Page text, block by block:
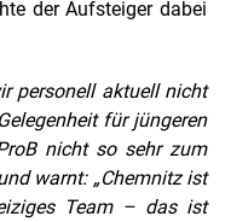
der Aufsteiger dabei
personell aktuell nicht
für jüngeren
nicht so sehr zum
warnt: „Chemnitz ist
Team – das ist